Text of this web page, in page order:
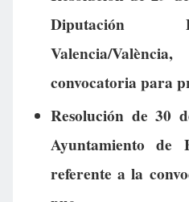
Diputación
Valencia/
convocatoria para
Resolución de 30
Ayuntamiento de
referente a la